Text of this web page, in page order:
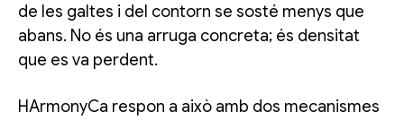
de les galtes i del contorn se sosté menys que
abans. No és una arruga concreta; és densitat
que es va perdent.
HArmonyCa respon a això amb dos mecanismes